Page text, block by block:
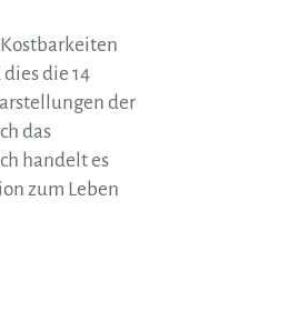
die 14
der
das
handelt es
zum Leben